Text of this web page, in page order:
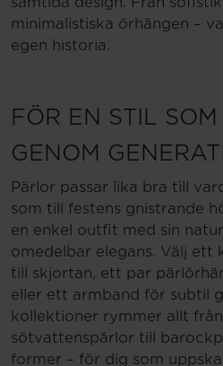
minimalistiska örhängen –
egen historia.
FÖR EN STIL
GENOM
Pärlor passar lika bra till
som till festens gnistrande
en enkel outfit med sin
omedelbar elegans. Välj ett
till skjortan, ett par
eller ett armband för subtil
kollektioner rymmer allt
sötvattenspärlor till
former – för dig som